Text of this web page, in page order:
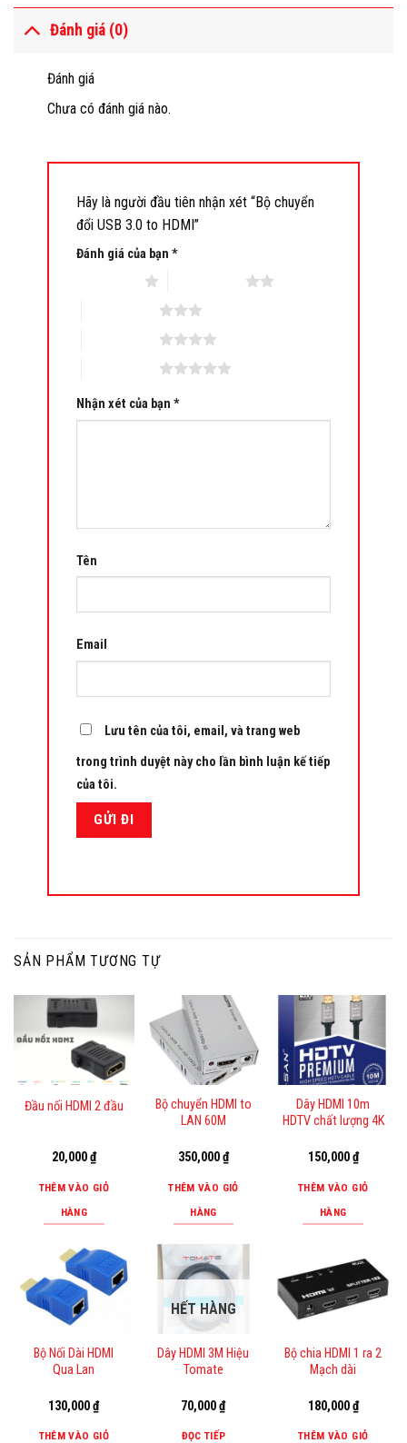
Đánh giá (0)
Đánh giá
Chưa có đánh giá nào.
Hãy là người đầu tiên nhận xét “Bộ chuyển
đổi USB 3.0 to HDMI”
Đánh giá của bạn *
Nhận xét của bạn *
Tên
Email
Lưu tên của tôi, email, và trang web
trong trình duyệt này cho lần bình luận kế tiếp
của tôi.
SẢN PHẨM TƯƠNG TỰ
Đầu nối HDMI 2 đầu
20,000₫
THÊM VÀO GIỎ
HÀNG
Bộ chuyển HDMI to
LAN 60M
350,000₫
THÊM VÀO GIỎ
HÀNG
Dây HDMI 10m
HDTV chất lượng 4K
150,000₫
THÊM VÀO GIỎ
HÀNG
Bộ Nối Dài HDMI
Qua Lan
130,000₫
THÊM VÀO GIỎ
HẾT HÀNG
Dây HDMI 3M Hiệu
Tomate
70,000₫
ĐỌC TIẾP
Bộ chia HDMI 1 ra 2
Mạch dài
180,000₫
THÊM VÀO GIỎ